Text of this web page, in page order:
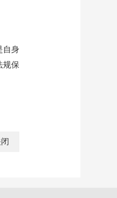
自身
规保